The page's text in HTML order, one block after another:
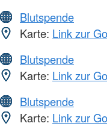
Blutspende
Karte: Link zur
Blutspende
Karte: Link zur
Blutspende
Karte: Link zur